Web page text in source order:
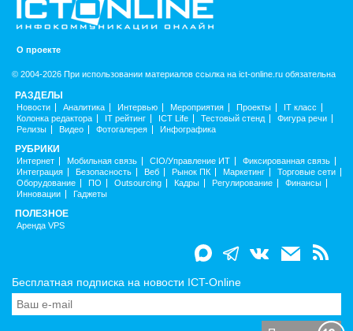
О проекте
© 2004-2026 При использовании материалов ссылка на ict-online.ru обязательна
РАЗДЕЛЫ
Новости Аналитика Интервью Мероприятия Проекты
IT класс
Колонка редактора
IT рейтинг ICT Life Тестовый стенд
Фигура речи
Релизы
Видео Фотогалерея Инфографика
РУБРИКИ
Интернет Мобильная связь CIO/Управление ИТ
Фиксированная связь
Интеграция
Безопасность Веб Рынок ПК Маркетинг
Торговые сети
Оборудование
ПО Outsourcing Кадры Регулирование
Финансы
Инновации
Гаджеты
ПОЛЕЗНОЕ
Аренда VPS
Бесплатная подписка на новости ICT-Online